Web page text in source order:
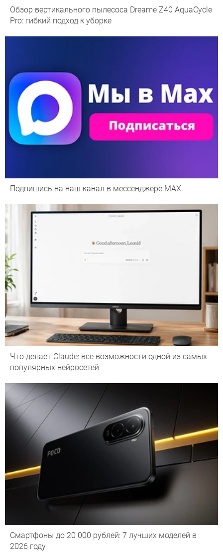
Обзор вертикального пылесоса Dreame Z40 AquaCycle
Pro: гибкий подход к уборке
Подпишись на наш канал в мессенджере МАХ
Что делает Сlaude: все возможности одной из самых
популярных нейросетей
Смартфоны до 20 000 рублей: 7 лучших моделей в
2026 году